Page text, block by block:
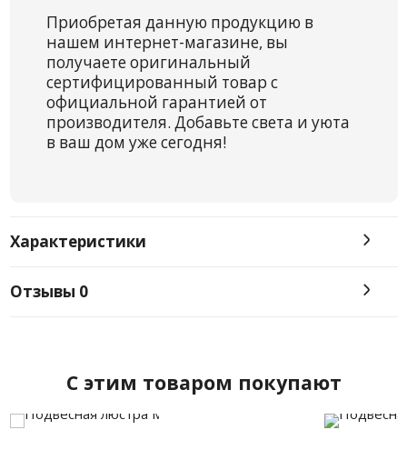
Приобретая данную продукцию в
нашем интернет-магазине, вы
получаете оригинальный
сертифицированный товар с
официальной гарантией от
производителя. Добавьте света и уюта
в ваш дом уже сегодня!
Характеристики
Отзывы 0
C этим товаром покупают